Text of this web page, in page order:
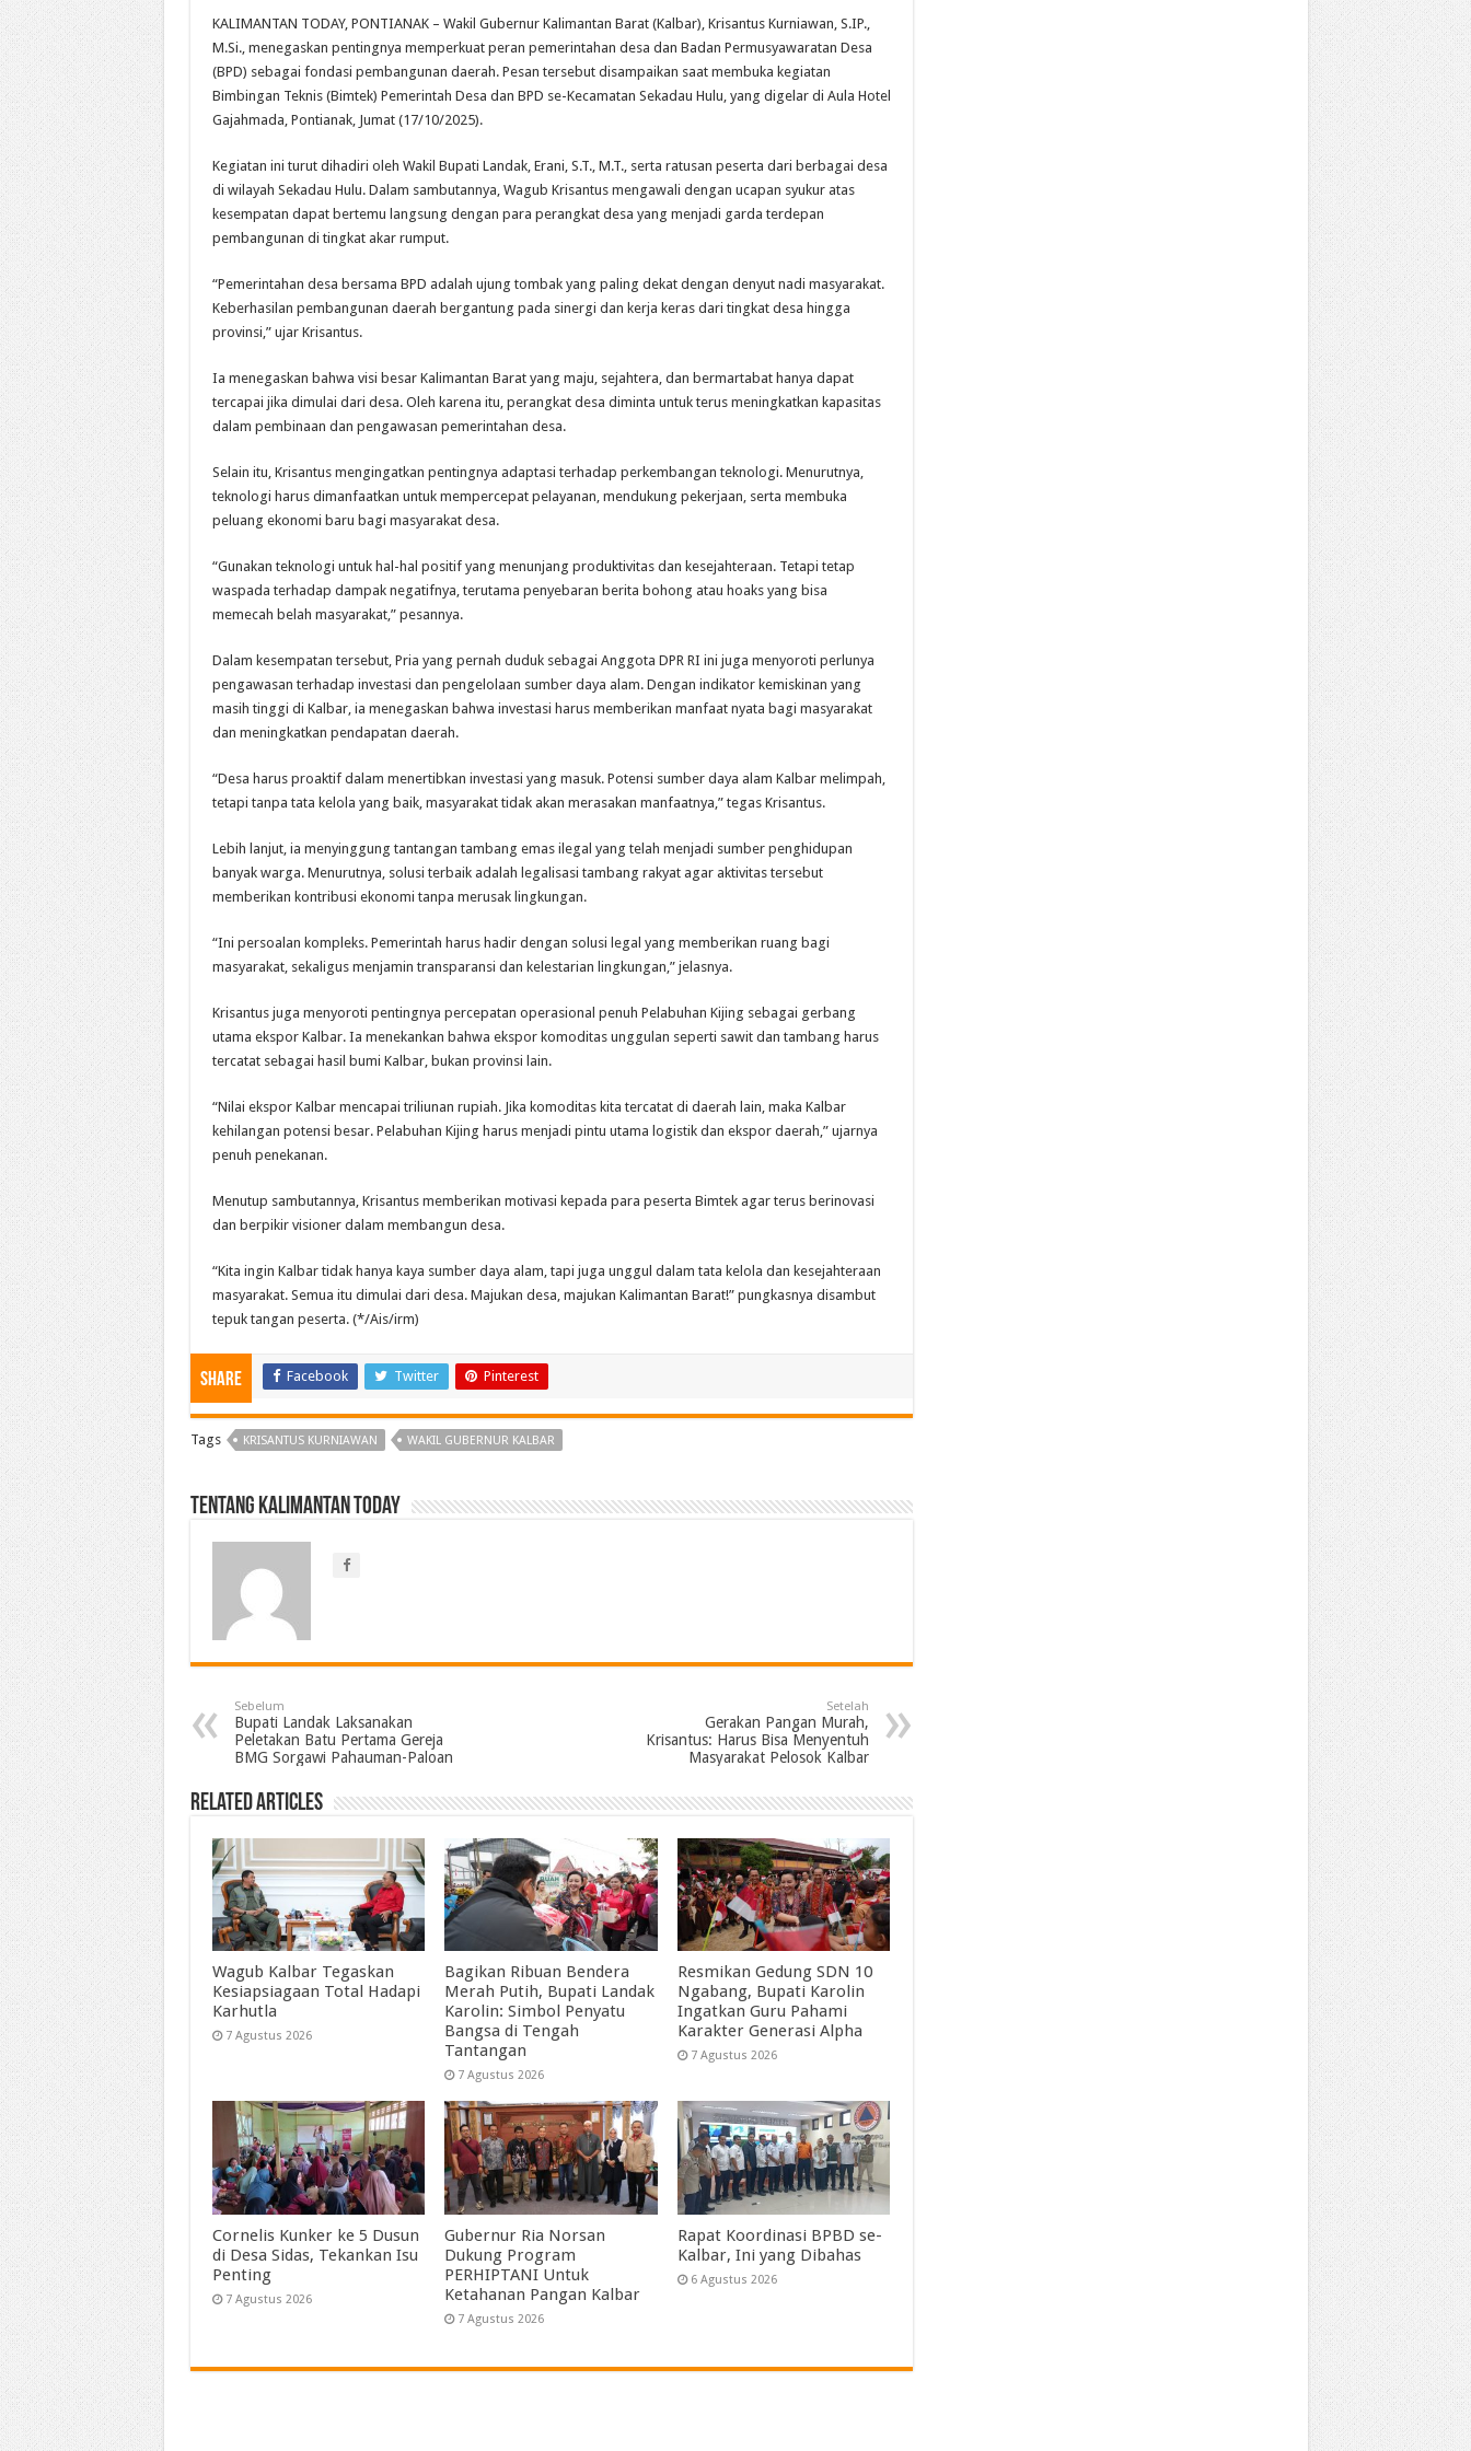
KALIMANTAN TODAY, PONTIANAK – Wakil Gubernur Kalimantan Barat (Kalbar), Krisantus Kurniawan, S.IP.,
M.Si., menegaskan pentingnya memperkuat peran pemerintahan desa dan Badan Permusyawaratan Desa
(BPD) sebagai fondasi pembangunan daerah. Pesan tersebut disampaikan saat membuka kegiatan
Bimbingan Teknis (Bimtek) Pemerintah Desa dan BPD se-Kecamatan Sekadau Hulu, yang digelar di Aula Hotel
Gajahmada, Pontianak, Jumat (17/10/2025).
Kegiatan ini turut dihadiri oleh Wakil Bupati Landak, Erani, S.T., M.T., serta ratusan peserta dari berbagai desa
di wilayah Sekadau Hulu. Dalam sambutannya, Wagub Krisantus mengawali dengan ucapan syukur atas
kesempatan dapat bertemu langsung dengan para perangkat desa yang menjadi garda terdepan
pembangunan di tingkat akar rumput.
“Pemerintahan desa bersama BPD adalah ujung tombak yang paling dekat dengan denyut nadi masyarakat.
Keberhasilan pembangunan daerah bergantung pada sinergi dan kerja keras dari tingkat desa hingga
provinsi,” ujar Krisantus.
Ia menegaskan bahwa visi besar Kalimantan Barat yang maju, sejahtera, dan bermartabat hanya dapat
tercapai jika dimulai dari desa. Oleh karena itu, perangkat desa diminta untuk terus meningkatkan kapasitas
dalam pembinaan dan pengawasan pemerintahan desa.
Selain itu, Krisantus mengingatkan pentingnya adaptasi terhadap perkembangan teknologi. Menurutnya,
teknologi harus dimanfaatkan untuk mempercepat pelayanan, mendukung pekerjaan, serta membuka
peluang ekonomi baru bagi masyarakat desa.
“Gunakan teknologi untuk hal-hal positif yang menunjang produktivitas dan kesejahteraan. Tetapi tetap
waspada terhadap dampak negatifnya, terutama penyebaran berita bohong atau hoaks yang bisa
memecah belah masyarakat,” pesannya.
Dalam kesempatan tersebut, Pria yang pernah duduk sebagai Anggota DPR RI ini juga menyoroti perlunya
pengawasan terhadap investasi dan pengelolaan sumber daya alam. Dengan indikator kemiskinan yang
masih tinggi di Kalbar, ia menegaskan bahwa investasi harus memberikan manfaat nyata bagi masyarakat
dan meningkatkan pendapatan daerah.
“Desa harus proaktif dalam menertibkan investasi yang masuk. Potensi sumber daya alam Kalbar melimpah,
tetapi tanpa tata kelola yang baik, masyarakat tidak akan merasakan manfaatnya,” tegas Krisantus.
Lebih lanjut, ia menyinggung tantangan tambang emas ilegal yang telah menjadi sumber penghidupan
banyak warga. Menurutnya, solusi terbaik adalah legalisasi tambang rakyat agar aktivitas tersebut
memberikan kontribusi ekonomi tanpa merusak lingkungan.
“Ini persoalan kompleks. Pemerintah harus hadir dengan solusi legal yang memberikan ruang bagi
masyarakat, sekaligus menjamin transparansi dan kelestarian lingkungan,” jelasnya.
Krisantus juga menyoroti pentingnya percepatan operasional penuh Pelabuhan Kijing sebagai gerbang
utama ekspor Kalbar. Ia menekankan bahwa ekspor komoditas unggulan seperti sawit dan tambang harus
tercatat sebagai hasil bumi Kalbar, bukan provinsi lain.
“Nilai ekspor Kalbar mencapai triliunan rupiah. Jika komoditas kita tercatat di daerah lain, maka Kalbar
kehilangan potensi besar. Pelabuhan Kijing harus menjadi pintu utama logistik dan ekspor daerah,” ujarnya
penuh penekanan.
Menutup sambutannya, Krisantus memberikan motivasi kepada para peserta Bimtek agar terus berinovasi
dan berpikir visioner dalam membangun desa.
“Kita ingin Kalbar tidak hanya kaya sumber daya alam, tapi juga unggul dalam tata kelola dan kesejahteraan
masyarakat. Semua itu dimulai dari desa. Majukan desa, majukan Kalimantan Barat!” pungkasnya disambut
tepuk tangan peserta. (*/Ais/irm)
Share Facebook Twitter Pinterest
Tags KRISANTUS KURNIAWAN WAKIL GUBERNUR KALBAR
Tentang Kalimantan Today
Sebelum
Bupati Landak Laksanakan
Peletakan Batu Pertama Gereja
BMG Sorgawi Pahauman-Paloan
Setelah
Gerakan Pangan Murah,
Krisantus: Harus Bisa Menyentuh
Masyarakat Pelosok Kalbar
Related Articles
Wagub Kalbar Tegaskan
Kesiapsiagaan Total Hadapi
Karhutla
7 Agustus 2026
Bagikan Ribuan Bendera
Merah Putih, Bupati Landak
Karolin: Simbol Penyatu
Bangsa di Tengah
Tantangan
7 Agustus 2026
Resmikan Gedung SDN 10
Ngabang, Bupati Karolin
Ingatkan Guru Pahami
Karakter Generasi Alpha
7 Agustus 2026
Cornelis Kunker ke 5 Dusun
di Desa Sidas, Tekankan Isu
Penting
7 Agustus 2026
Gubernur Ria Norsan
Dukung Program
PERHIPTANI Untuk
Ketahanan Pangan Kalbar
7 Agustus 2026
Rapat Koordinasi BPBD se-
Kalbar, Ini yang Dibahas
6 Agustus 2026